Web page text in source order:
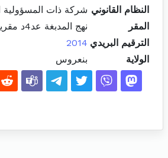
النظام القانوني شركة ذات المسؤولية
المقر
نهج المدبغة عد4د مقرين الرياض مقرين
الترقيم البريدي 2014
الولاية
بنعروس